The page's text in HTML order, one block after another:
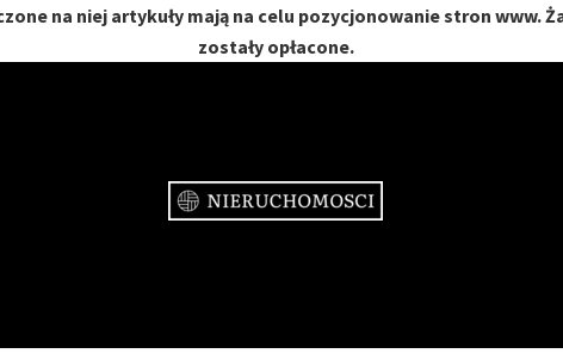
na niej artykuły mają na celu pozycjonowanie stron www.
zostały opłacone.